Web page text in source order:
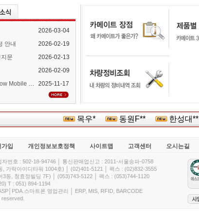
2026-03-04
안내
2026-02-19
문
2026-02-13
2026-02-09
윈도우 11 25H 버전부터 Window Mobile Device Center 지원 중단 안내
2025-11-17
목우* 동원F** 한성대**
가입 개인정보보호정책 사이트맵 고객센터 오시는길
번호 : 502-18-94746 │ 통신판매업신고 : 2011-서울송파-0758
, 가락아이디타워 1004호) │ (02)401-5121 │ 팩스 : (02)832-3555
3동, 청효정빌딩 7F) │ (053)743-5122 │ 팩스 : (053)744-1120
T : 051) 894-1194
스마트폰 영업관리 │ ERP, MIS, RFID, BARCODE